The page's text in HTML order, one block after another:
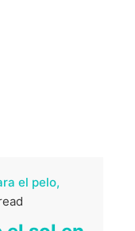
el pelo